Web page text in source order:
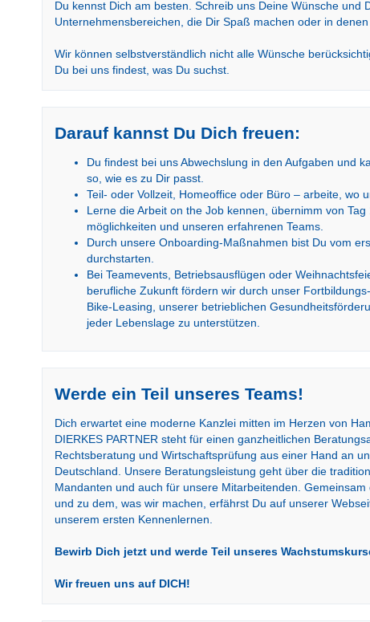
Du kennst Dich am besten. Schreib uns Deine Wünsche und
Unternehmensbereichen, die Dir Spaß machen oder in denen
Wir können selbstverständlich nicht alle Wünsche
Du bei uns findest, was Du suchst.
Darauf kannst Du Dich freuen:
Du findest bei uns Abwechslung in den Aufgaben und
so, wie es zu Dir passt.
Teil- oder Vollzeit, Homeoffice oder Büro – arbeite, wo
Lerne die Arbeit on the Job kennen, übernimm von
möglichkeiten und unseren erfahrenen Teams.
Durch unsere Onboarding-Maßnahmen bist Du vom
durchstarten.
Bei Teamevents, Betriebsausflügen oder
berufliche Zukunft fördern wir durch unser
Bike-Leasing, unserer betrieblichen
jeder Lebenslage zu unterstützen.
Werde ein Teil unseres Teams!
Dich erwartet eine moderne Kanzlei mitten im Herzen von
DIERKES PARTNER steht für einen ganzheitlichen
Rechtsberatung und Wirtschaftsprüfung aus einer Hand an
Deutschland. Unsere Beratungsleistung geht über die
Mandanten und auch für unsere Mitarbeitenden.
und zu dem, was wir machen, erfährst Du auf unserer
unserem ersten Kennenlernen.
Bewirb Dich jetzt und werde Teil unseres
Wir freuen uns auf DICH!